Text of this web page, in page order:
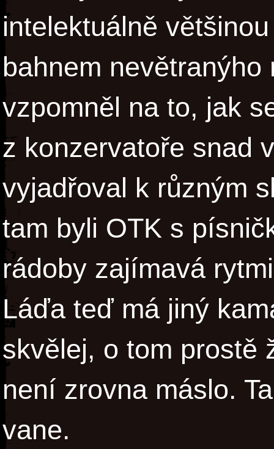
intelektuálně
bahnem
vzpomněl na to, jak
z konzervatoře snad
vyjadřoval k různým
tam byli OTK s
rádoby zajímavá
Láďa teď má jiný
skvělej, o tom prostě
není zrovna máslo.
vane.